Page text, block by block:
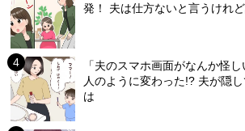
発！ 夫は仕方ないと言うけれ
「夫のスマホ画面がなんか怪
人のように変わった!? 夫が隠
は